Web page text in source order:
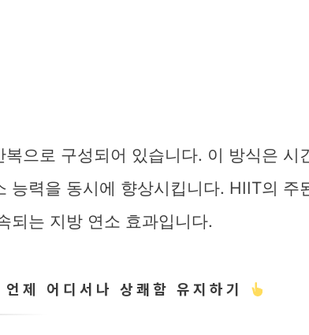
으로 구성되어 있습니다. 이 방식은 시
능력을 동시에 향상시킵니다. HIIT의 주
되는 지방 연소 효과입니다.
제 어디서나 상쾌함 유지하기